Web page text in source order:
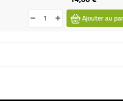
Ajouter au